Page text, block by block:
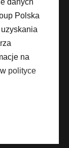
danych
Polska
na
polityce